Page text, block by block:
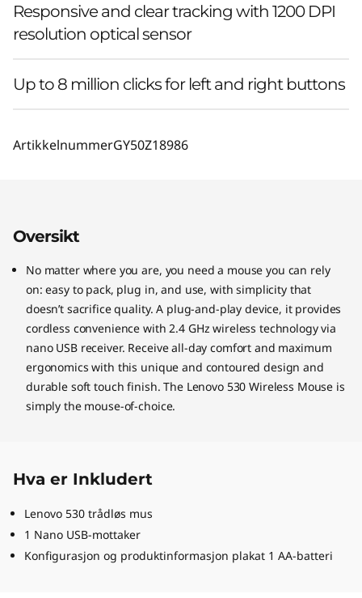
Responsive and clear tracking with 1200 DPI
resolution optical sensor
Up to 8 million clicks for left and right buttons
ArtikkelnummerGY50Z18986
Oversikt
No matter where you are, you need a mouse you can rely
on: easy to pack, plug in, and use, with simplicity that
doesn’t sacrifice quality. A plug-and-play device, it provides
cordless convenience with 2.4 GHz wireless technology via
nano USB receiver. Receive all-day comfort and maximum
ergonomics with this unique and contoured design and
durable soft touch finish. The Lenovo 530 Wireless Mouse is
simply the mouse-of-choice.
Hva er Inkludert
Lenovo 530 trådløs mus
1 Nano USB-mottaker
Konfigurasjon og produktinformasjon plakat 1 AA-batteri